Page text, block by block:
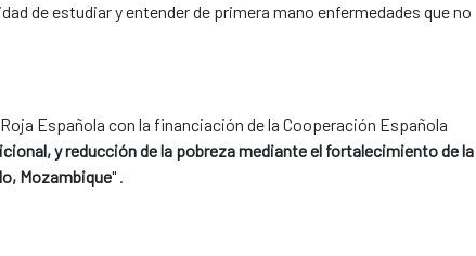
de estudiar y entender de primera mano enfermedades que no
Española con la financiación de la Cooperación Española
y reducción de la pobreza mediante el fortalecimiento de la
Mozambique" .